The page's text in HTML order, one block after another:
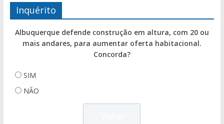
Inquérito
Albuquerque defende construção em altura, com 20 ou
mais andares, para aumentar oferta habitacional.
Concorda?
SIM
NÃO